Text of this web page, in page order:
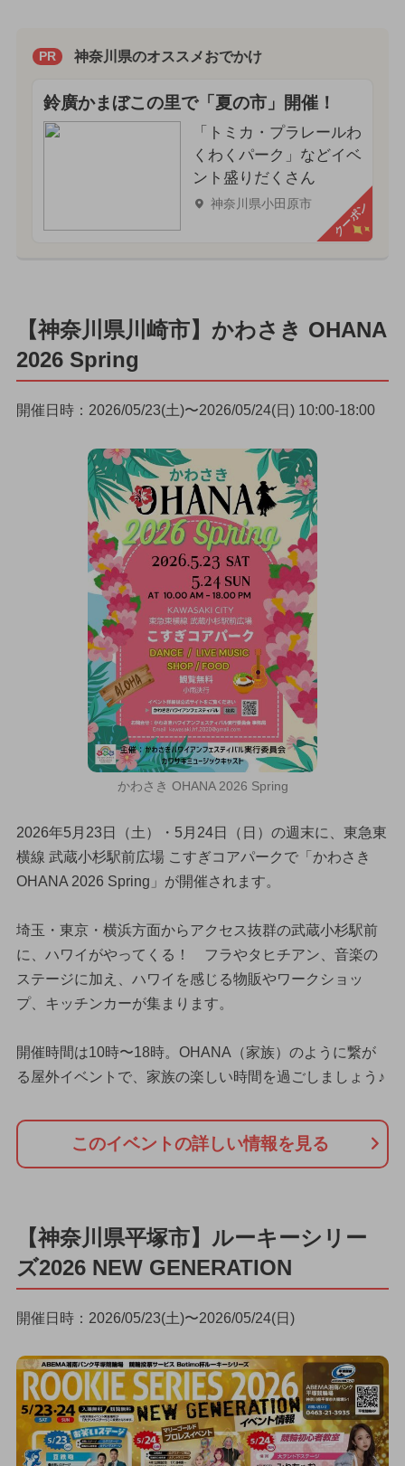
PR 神奈川県のオススメおでかけ
鈴廣かまぼこの里で「夏の市」開催！
「トミカ・プラレールわ
くわくパーク」などイベ
ント盛りだくさん
神奈川県小田原市 クーポン
【神奈川県川崎市】かわさき OHANA
2026 Spring
開催日時：2026/05/23(土)〜2026/05/24(日) 10:00-18:00
かわさき OHANA 2026 Spring
2026年5月23日（土）・5月24日（日）の週末に、東急東
横線 武蔵小杉駅前広場 こすぎコアパークで「かわさき
OHANA 2026 Spring」が開催されます。
埼玉・東京・横浜方面からアクセス抜群の武蔵小杉駅前
に、ハワイがやってくる！ フラやタヒチアン、音楽の
ステージに加え、ハワイを感じる物販やワークショッ
プ、キッチンカーが集まります。
開催時間は10時〜18時。OHANA（家族）のように繋が
る屋外イベントで、家族の楽しい時間を過ごしましょう♪
このイベントの詳しい情報を見る
【神奈川県平塚市】ルーキーシリー
ズ2026 NEW GENERATION
開催日時：2026/05/23(土)〜2026/05/24(日)